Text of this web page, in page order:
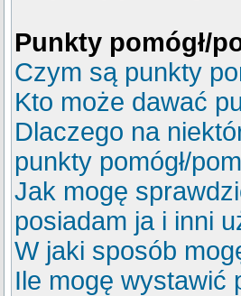
Punkty pomógł/
Czym są punkty
Kto może dawać
Dlaczego na
punkty pomógł/
Jak mogę
posiadam ja i inni
W jaki sposób
Ile mogę wystawić